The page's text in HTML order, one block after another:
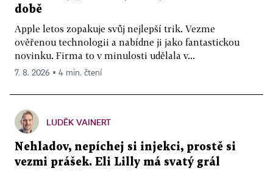
době
Apple letos zopakuje svůj nejlepší trik. Vezme
ověřenou technologii a nabídne ji jako fantastickou
novinku. Firma to v minulosti udělala v...
7. 8. 2026 ▪ 4 min. čtení
LUDĚK VAINERT
Nehladov, nepíchej si injekci, prostě si
vezmi prášek. Eli Lilly má svatý grál